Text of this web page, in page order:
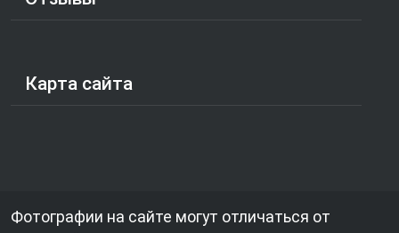
Карта сайта
Фотографии на сайте могут отличаться от